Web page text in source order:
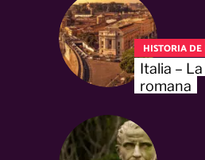
HISTORIA
Italia –
romana